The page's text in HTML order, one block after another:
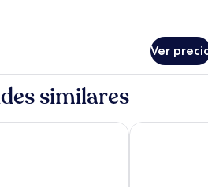
Ver
similares
of Mazatlan Costa De Oro